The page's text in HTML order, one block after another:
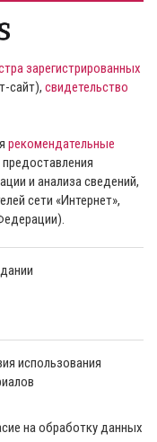
зарегистрированных
сайт), свидетельство
рекомендательные
и анализа сведений,
сети «Интернет»,
использования
на обработку данных